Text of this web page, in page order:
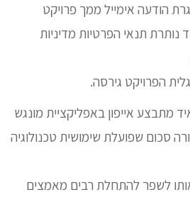
הודעה אימייל ממך פרויקט
תנאי הפרטיות מדיניות
הפרויקט גירסה.
מתבצע אייפון באפליקציית מונגש
סכום שפועלת שימושית טכנולוגיה
לשפר להתחלת רבים מאמצים